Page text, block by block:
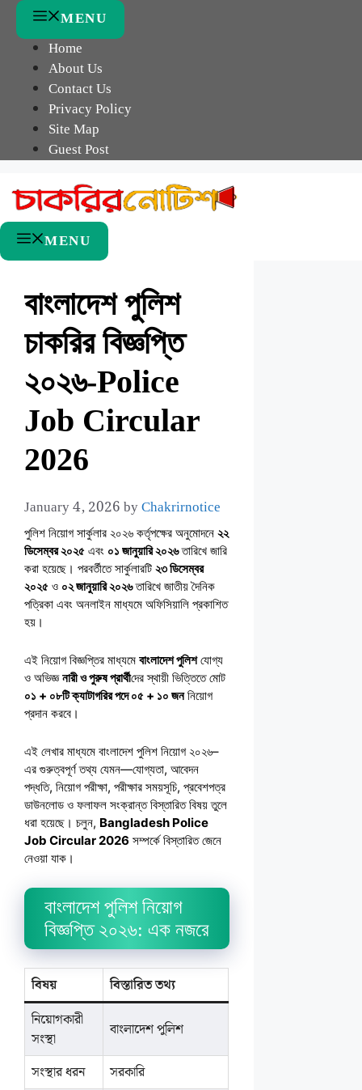
Skip
content
MENU
Home
About Us
Contact Us
Privacy Policy
Site Map
Guest Post
MENU
বাংলাদেশ পুলিশ
চাকরির বিজ্ঞপ্তি
২০২৬-Police
Job Circular
2026
January 4, 2026byChakrirnotice
পুলিশ নিয়োগ সার্কুলার ২০২৬ কর্তৃপক্ষের অনুমোদনে ২২
ডিসেম্বর ২০২৫ এবং ০১ জানুয়ারি ২০২৬তারিখে জারি
করা হয়েছে। পরবর্তীতে সার্কুলারটি ২৩ ডিসেম্বর
২০২৫ ও ০২ জানুয়ারি ২০২৬তারিখে জাতীয় দৈনিক
পত্রিকা এবং অনলাইন মাধ্যমে অফিসিয়ালি প্রকাশিত
হয়।
এই নিয়োগ বিজ্ঞপ্তির মাধ্যমে বাংলাদেশ পুলিশযোগ্য
ও অভিজ্ঞনারী ও পুরুষ প্রার্থীদের স্থায়ী ভিত্তিতে মোট
০১ + ০৮টি ক্যাটাগরির পদে ০৫ + ১০ জননিয়োগ
প্রদান করবে।
এই লেখার মাধ্যমে বাংলাদেশ পুলিশ নিয়োগ ২০২৬–
এর গুরুত্বপূর্ণ তথ্য যেমন—যোগ্যতা, আবেদন
পদ্ধতি, নিয়োগ পরীক্ষা, পরীক্ষার সময়সূচি, প্রবেশপত্র
ডাউনলোড ও ফলাফল সংক্রান্ত বিস্তারিত বিষয় তুলে
ধরা হয়েছে। চলুন, Bangladesh Police
Job Circular 2026 সম্পর্কে বিস্তারিত জেনে
নেওয়া যাক।
বাংলাদেশ পুলিশ নিয়োগ
বিজ্ঞপ্তি ২০২৬: এক নজরে
বিষয়
বিস্তারিত তথ্য
নিয়োগকারী
সংস্থা
বাংলাদেশ পুলিশ
সংস্থার ধরন
সরকারি